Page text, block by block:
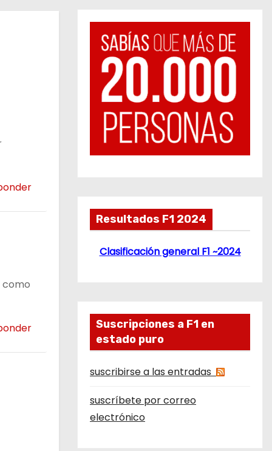
como
Resultados F1 2024
Clasificación general F1 ~2024
Suscripciones a F1 en
estado puro
suscribirse a las entradas
suscríbete por correo
electrónico